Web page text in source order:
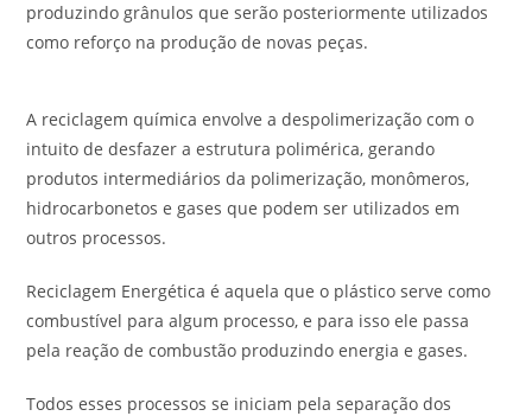
produzindo grânulos que serão posteriormente utilizados
como reforço na produção de novas peças.
A reciclagem química envolve a despolimerização com o
intuito de desfazer a estrutura polimérica, gerando
produtos intermediários da polimerização, monômeros,
hidrocarbonetos e gases que podem ser utilizados em
outros processos.
Reciclagem Energética é aquela que o plástico serve como
combustível para algum processo, e para isso ele passa
pela reação de combustão produzindo energia e gases.
Todos esses processos se iniciam pela separação dos